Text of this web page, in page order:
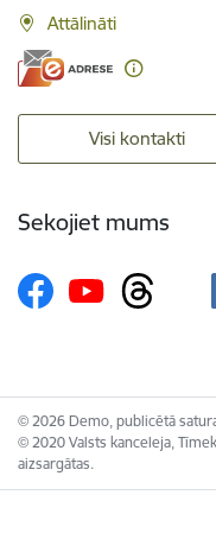
Attālināti
Visi kontakti
Sekojiet mums
© 2026 Demo, publicētā
© 2020 Valsts kanceleja,
aizsargātas.